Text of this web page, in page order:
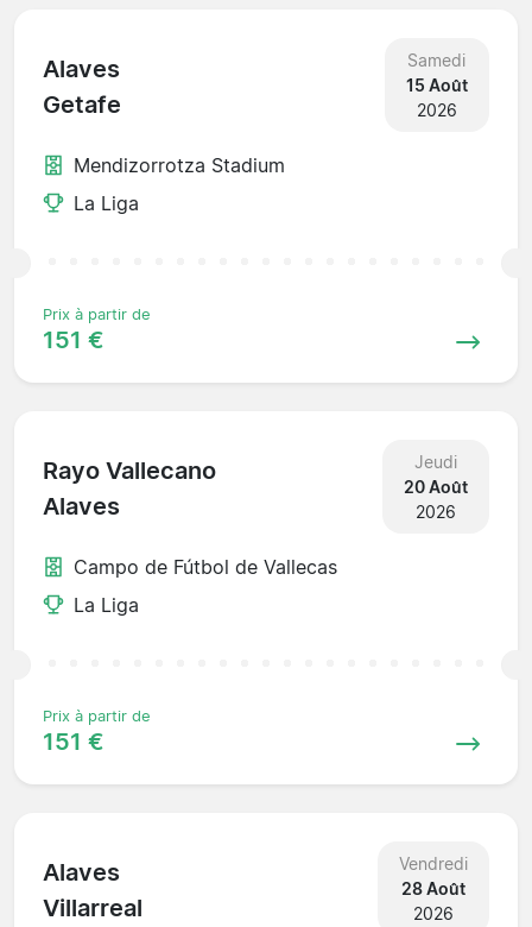
Alaves
Getafe
Samedi
15 Août
2026
Mendizorrotza Stadium
La Liga
Prix à partir de
151 €
Rayo Vallecano
Alaves
Jeudi
20 Août
2026
Campo de Fútbol de Vallecas
La Liga
Prix à partir de
151 €
Alaves
Villarreal
Vendredi
28 Août
2026